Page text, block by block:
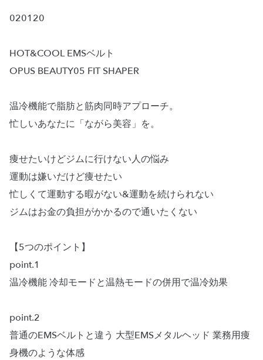
020120
HOT&COOL EMSベルト
OPUS BEAUTY05 FIT SHAPER
温冷機能で脂肪と筋肉同時アプローチ。
忙しいあなたに「ながら美容」を。
痩せたいけどジムに行けない人の悩み
運動は嫌いだけど痩せたい
忙しくて運動する暇がない&運動を続けられない
ジムはお金の負担がかかるので通いたくない
【5つのポイント】
point.1
温冷機能 冷却モードと温熱モードの併用で温冷効果
point.2
普通のEMSベルトと違う 大型EMSメタルヘッド 業務用痩
身機のような体感